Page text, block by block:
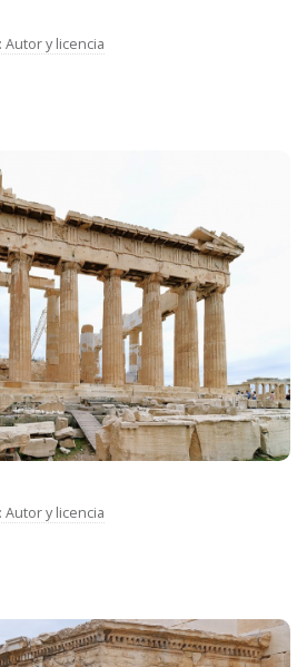
Autor y licencia
Autor y licencia